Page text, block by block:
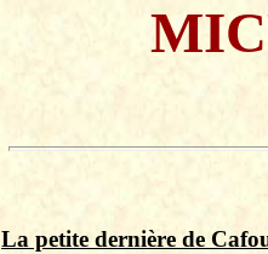
La petite dernière de